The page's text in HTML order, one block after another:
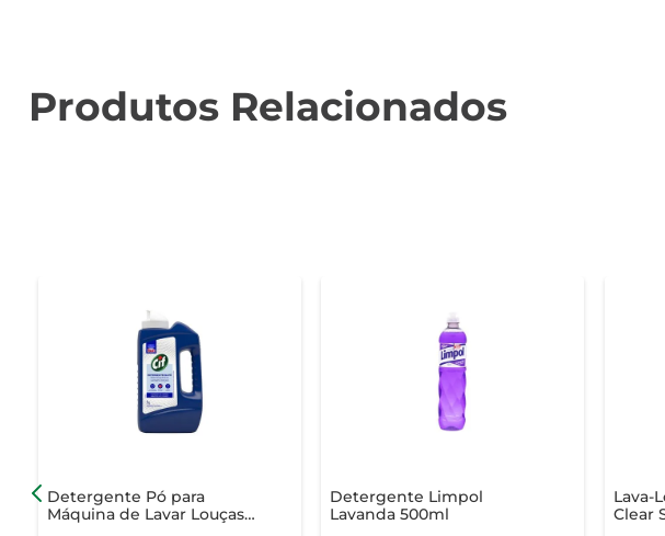
Produtos Relacionados
Detergente Pó para
Máquina de Lavar Louças
Detergente Limpol
Lavanda 500ml
Lava-
Clear